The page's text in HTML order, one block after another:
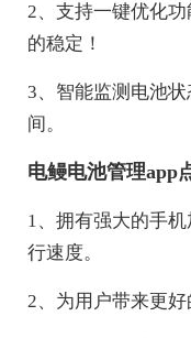
2、支持一键优化
的稳定！
3、智能监测电池
间。
电鳗电池管理app
1、拥有强大的手
行速度。
2、为用户带来更好